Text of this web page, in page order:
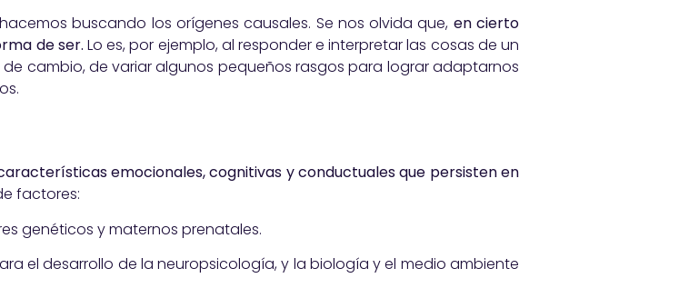
buscando los orígenes causales. Se nos olvida que, en cierto
de ser. Lo es, por ejemplo, al responder e interpretar las cosas de un
cambio, de variar algunos pequeños rasgos para lograr adaptarnos
emocionales, cognitivas y conductuales que persisten en
factores:
genéticos y maternos prenatales.
el desarrollo de la neuropsicología, y la biología y el medio ambiente